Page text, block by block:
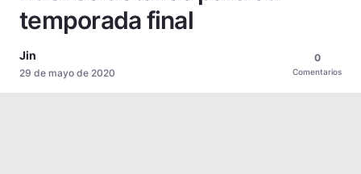
temporada final
Jin
29 de mayo de 2020
0
Comentarios